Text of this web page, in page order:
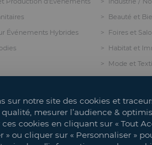
Événements Hybrides
Beauté et
Foires et
Habitat et
Mode et
sur notre site des cookies et
mesurer l’audience &
cookies en cliquant sur « Tout
» ou cliquer sur « Personnaliser »